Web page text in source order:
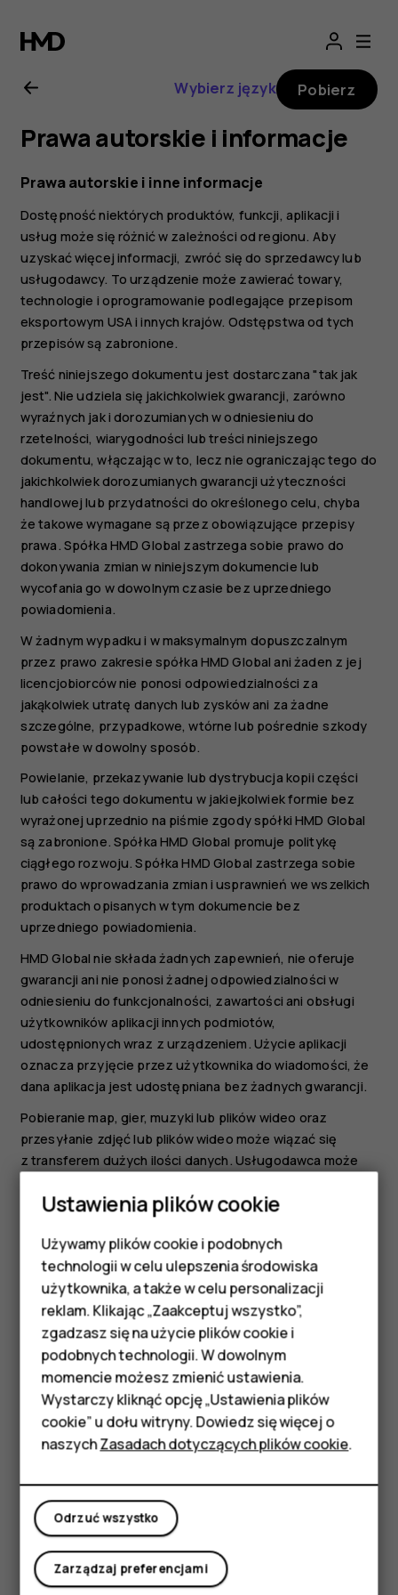
Instrukcja
obsługi
telefonu
Nokia
7
Plus
Smartfony
Telefony z funkcjami
podstawowymi
Akcesoria
HMD Terra M
Tablety
Moje konto
Wybierz język Pobierz
Prawa autorskie i informacje
Prawa autorskie i inne informacje
Dostępność niektórych produktów, funkcji, aplikacji i
usług może się różnić w zależności od regionu. Aby
uzyskać więcej informacji, zwróć się do sprzedawcy lub
usługodawcy. To urządzenie może zawierać towary,
technologie i oprogramowanie podlegające przepisom
eksportowym USA i innych krajów. Odstępstwa od tych
przepisów są zabronione.
Treść niniejszego dokumentu jest dostarczana "tak jak
jest". Nie udziela się jakichkolwiek gwarancji, zarówno
wyraźnych jak i dorozumianych w odniesieniu do
rzetelności, wiarygodności lub treści niniejszego
dokumentu, włączając w to, lecz nie ograniczając tego do
jakichkolwiek dorozumianych gwarancji użyteczności
handlowej lub przydatności do określonego celu, chyba
że takowe wymagane są przez obowiązujące przepisy
prawa. Spółka HMD Global zastrzega sobie prawo do
dokonywania zmian w niniejszym dokumencie lub
wycofania go w dowolnym czasie bez uprzedniego
powiadomienia.
W żadnym wypadku i w maksymalnym dopuszczalnym
przez prawo zakresie spółka HMD Global ani żaden z jej
licencjobiorców nie ponosi odpowiedzialności za
jakąkolwiek utratę danych lub zysków ani za żadne
szczególne, przypadkowe, wtórne lub pośrednie szkody
powstałe w dowolny sposób.
Powielanie, przekazywanie lub dystrybucja kopii części
lub całości tego dokumentu w jakiejkolwiek formie bez
wyrażonej uprzednio na piśmie zgody spółki HMD Global
są zabronione. Spółka HMD Global promuje politykę
ciągłego rozwoju. Spółka HMD Global zastrzega sobie
prawo do wprowadzania zmian i usprawnień we wszelkich
produktach opisanych w tym dokumencie bez
uprzedniego powiadomienia.
HMD Global nie składa żadnych zapewnień, nie oferuje
gwarancji ani nie ponosi żadnej odpowiedzialności w
odniesieniu do funkcjonalności, zawartości ani obsługi
użytkowników aplikacji innych podmiotów,
udostępnionych wraz z urządzeniem. Użycie aplikacji
oznacza przyjęcie przez użytkownika do wiadomości, że
dana aplikacja jest udostępniana bez żadnych gwarancji.
Pobieranie map, gier, muzyki lub plików wideo oraz
przesyłanie zdjęć lub plików wideo może wiązać się
z transferem dużych ilości danych. Usługodawca może
określonych produktów, funkcji i usług może się różnić w
dotyczących dostępności opcji językowych, można
uzyskać u lokalnego sprzedawcy produktów.
Dostępność niektórych funkcji i parametrów technicznych
produktu może zależeć od sieci i podlegać dodatkowym
warunkom oraz opłatom.
Wszystkie informacje mogą ulec zmianie bez
wcześniejszego powiadomienia.
Polityka prywatności HMD Global dotycząca korzystania z
tego urządzenia jest dostępna pod adresem
Qualcomm i Snapdragon są znakami towarowymi firmy
Qualcomm Incorporated, zarejestrowanymi w Stanach
Zjednoczonych i innych krajach.
ZEISS, logo ZEISS, Tessar i T* są zarejestrowanymi
Ustawienia plików cookie
Używamy plików cookie i podobnych
technologii w celu ulepszenia środowiska
użytkownika, a także w celu personalizacji
reklam. Klikając „Zaakceptuj wszystko”,
zgadzasz się na użycie plików cookie i
podobnych technologii. W dowolnym
momencie możesz zmienić ustawienia.
Wystarczy kliknąć opcję „Ustawienia plików
cookie” u dołu witryny. Dowiedz się więcej o
naszychZasadach dotyczących plików cookie.
Odrzuć wszystko
Zarządzaj preferencjami